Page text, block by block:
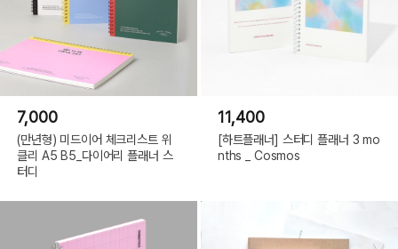
7,000
(만년형) 미드이어 체크리스트 위
클리 A5 B5_다이어리 플래너 스
터디
11,400
[하트플래너] 스터디 플래너 3 mo
nths _ Cosmos